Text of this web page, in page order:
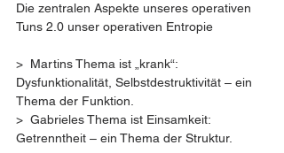
Die zentralen Aspekte unseres operativen
Tuns 2.0 unser operativen Entropie
>  Martins Thema ist „krank“:
Dysfunktionalität, Selbstdestruktivität – ein
Thema der Funktion.
>  Gabrieles Thema ist Einsamkeit:
Getrenntheit – ein Thema der Struktur.